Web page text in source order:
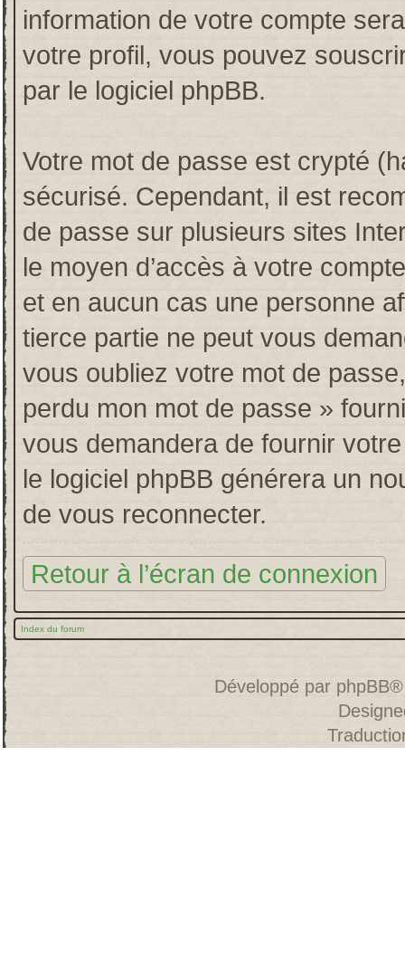
information de votre compte
votre profil, vous pouvez
par le logiciel phpBB.
Votre mot de passe est crypté
sécurisé. Cependant, il est
de passe sur plusieurs sites
le moyen d’accès à votre
et en aucun cas une personne
tierce partie ne peut vous
vous oubliez votre mot de
perdu mon mot de passe »
vous demandera de fournir
le logiciel phpBB générera un
de vous reconnecter.
Retour à l’écran de connexion
Index du forum
Développé par phpBB®